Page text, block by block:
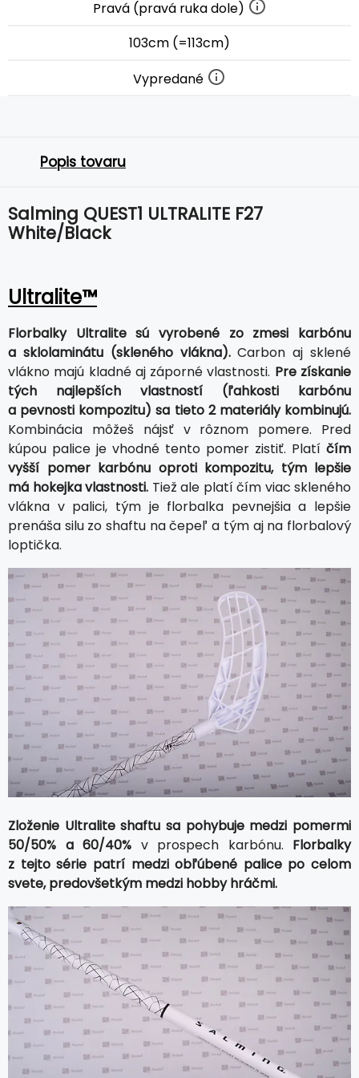
Pravá (pravá ruka dole)
103cm (=113cm)
Vypredané
Popis tovaru
Salming QUEST1 ULTRALITE F27
White/Black
Ultralite™
Florbalky Ultralite sú vyrobené zo zmesi karbónu
a sklolaminátu (skleného vlákna).Carbon aj sklené
vlákno majú kladné aj záporné vlastnosti. Pre získanie
tých najlepších vlastností (ľahkosti karbónu
a pevnosti kompozitu) sa tieto 2 materiály kombinujú.
Kombinácia môžeš nájsť v rôznom pomere. Pred
kúpou palice je vhodné tento pomer zistiť. Platí čím
vyšší pomer karbónu oproti kompozitu, tým lepšie
má hokejka vlastnosti. Tiež ale platí čím viac skleného
vlákna v palici, tým je florbalka pevnejšia a lepšie
prenáša silu zo shaftu na čepeľ a tým aj na florbalový
loptička.
Zloženie Ultralite shaftu sa pohybuje medzi pomermi
50/50% a 60/40% v prospech karbónu. Florbalky
z tejto série patrí medzi obľúbené palice po celom
svete, predovšetkým medzi hobby hráčmi.